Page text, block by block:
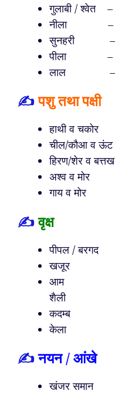
गुलाबी / श्वेत
नीला –
सुनहरी –
पीला –
लाल –
✍️पशु तथा पक्षी
हाथी व
चील/कौआ व
हिरण/शेर व
अश्व व मोर
गाय व मोर –
✍️वृक्ष
पीपल /
खजूर –
आम –
शैली
कदम्ब –
केला –
✍️नयन / आंखे
खंजर समान